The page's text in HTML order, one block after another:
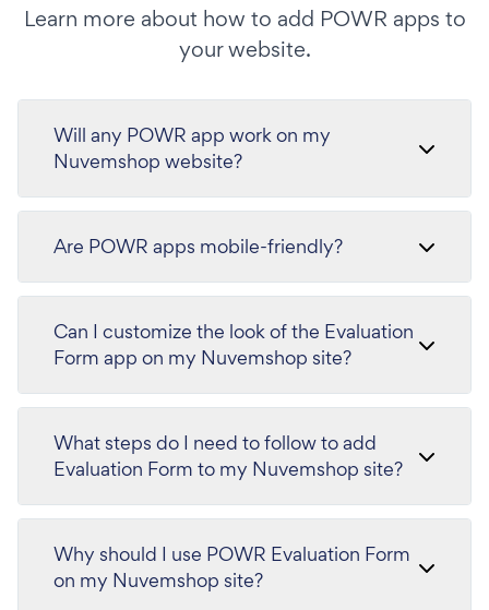
Learn more about how to add POWR apps to
your website.
Will any POWR app work on my
Nuvemshop website?
Are POWR apps mobile-friendly?
Can I customize the look of the Evaluation
Form app on my Nuvemshop site?
What steps do I need to follow to add
Evaluation Form to my Nuvemshop site?
Why should I use POWR Evaluation Form
on my Nuvemshop site?